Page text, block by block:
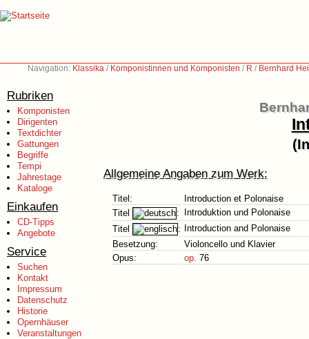
Navigation: Klassika / Komponistinnen und Komponisten / R / Bernhard
Rubriken
Komponisten
Dirigenten
Textdichter
Gattungen
Begriffe
Tempi
Jahrestage
Kataloge
Einkaufen
CD-Tipps
Angebote
Service
Suchen
Kontakt
Impressum
Datenschutz
Historie
Opernhäuser
Veranstaltungen
Allgemeine Angaben zum Werk:
Titel:
Introduction et Polonaise
Titel
:
Introduktion und Polonaise
Titel
:
Introduction and Polonaise
Besetzung:
Violoncello und Klavier
Opus:
op. 76